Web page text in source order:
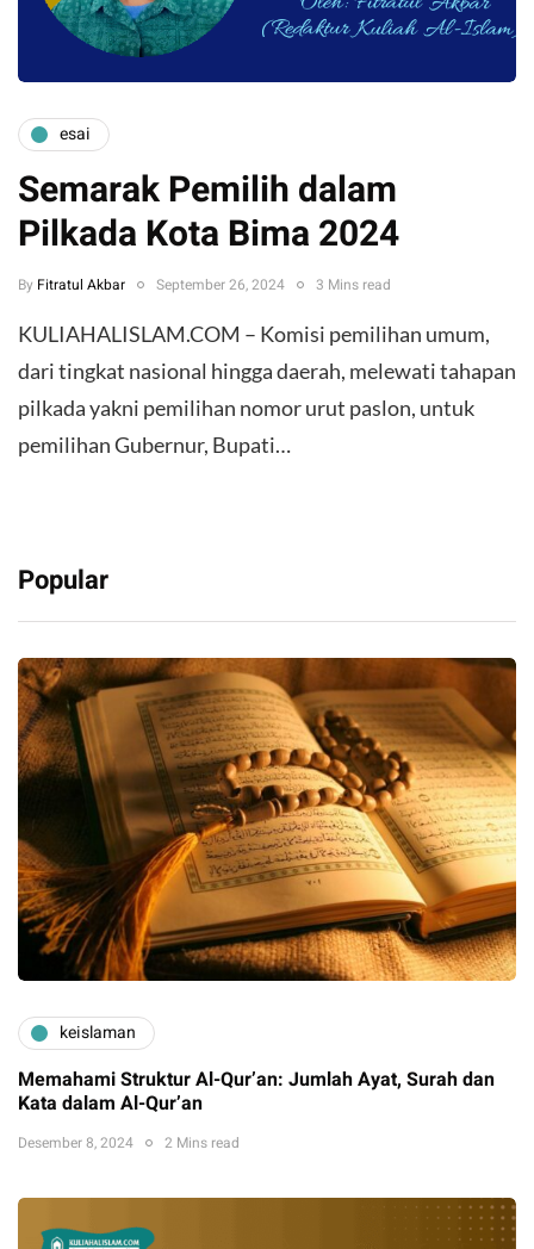
esai
Semarak Pemilih dalam
Pilkada Kota Bima 2024
By Fitratul Akbar September 26, 2024 3 Mins read
KULIAHALISLAM.COM – Komisi pemilihan umum,
dari tingkat nasional hingga daerah, melewati tahapan
pilkada yakni pemilihan nomor urut paslon, untuk
pemilihan Gubernur, Bupati…
Popular
keislaman
Memahami Struktur Al-Qur’an: Jumlah Ayat, Surah dan
Kata dalam Al-Qur’an
Desember 8, 2024 2 Mins read